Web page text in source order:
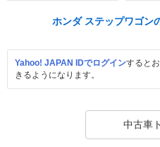
ホンダ ステップワゴン
Yahoo! JAPAN IDでログインすると
きるようになります。
中古車